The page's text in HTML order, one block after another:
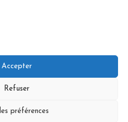
Accepter
Refuser
préférences
Mentions légales